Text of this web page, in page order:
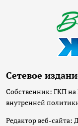
Сетевое
Собственник: ГКП на
внутренней
Редактор веб-сайта: